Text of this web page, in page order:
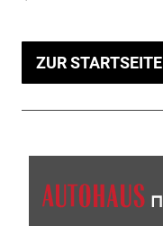
ZUR STARTSEITE